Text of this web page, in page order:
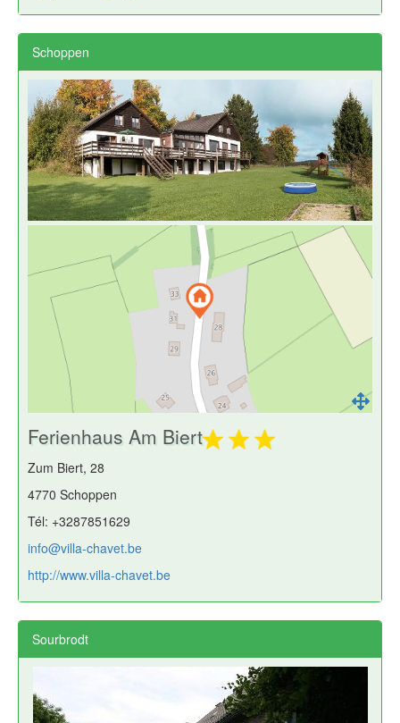
Schoppen
Ferienhaus Am Biert
Zum Biert, 28
4770 Schoppen
Tél: +3287851629
info@villa-chavet.be
http://www.villa-chavet.be
Sourbrodt